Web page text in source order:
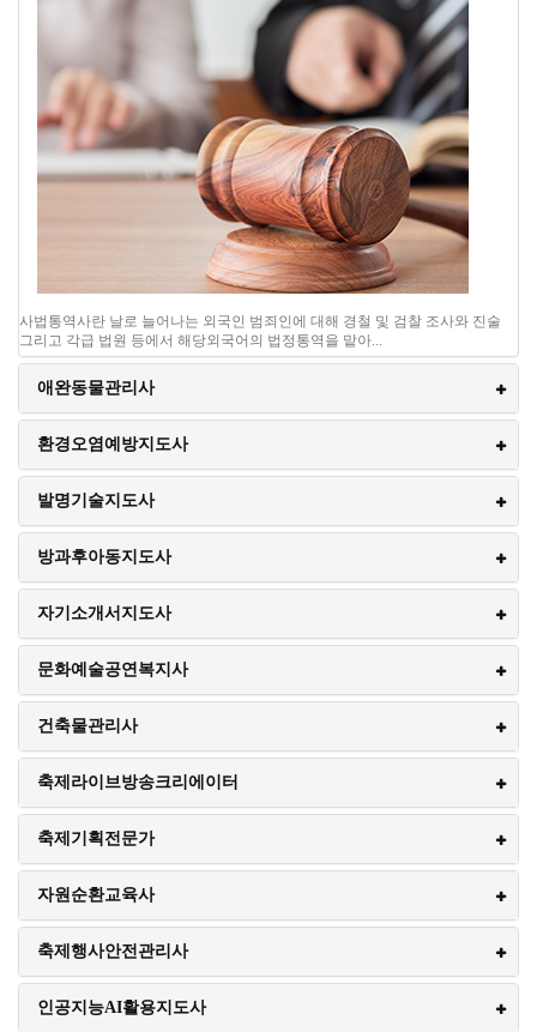
사법통역사란 날로 늘어나는 외국인 범죄인에 대해 경철 및 검찰 조사와 진술
그리고 각급 법원 등에서 해당외국어의 법정통역을 맡아...
애완동물관리사
환경오염예방지도사
발명기술지도사
방과후아동지도사
자기소개서지도사
문화예술공연복지사
건축물관리사
축제라이브방송크리에이터
축제기획전문가
자원순환교육사
축제행사안전관리사
인공지능AI활용지도사
04월
17일
애완동물관리사
시험일 : 2018년 04월 17일 온라인 시험
접수일 : 04/12 ~ 04/12까지 온라인 접수
발표일 : 2018년 04월 18일
17일
애완동물관리사
시험일 : 2018년 03월 17일 온라인 시험
접수일 : 03/02 ~ 03/12까지 온라인 접수
17일
환경오염예방지도사
시험일 : 2018년 03월 17일 온라인 시험